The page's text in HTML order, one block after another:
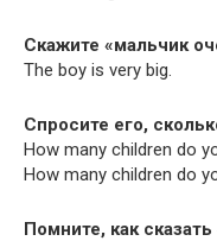
Скажите «мальчик
The boy is very big.
Спросите его,
How many chil­dren do
How many chil­dren do
Помните, как